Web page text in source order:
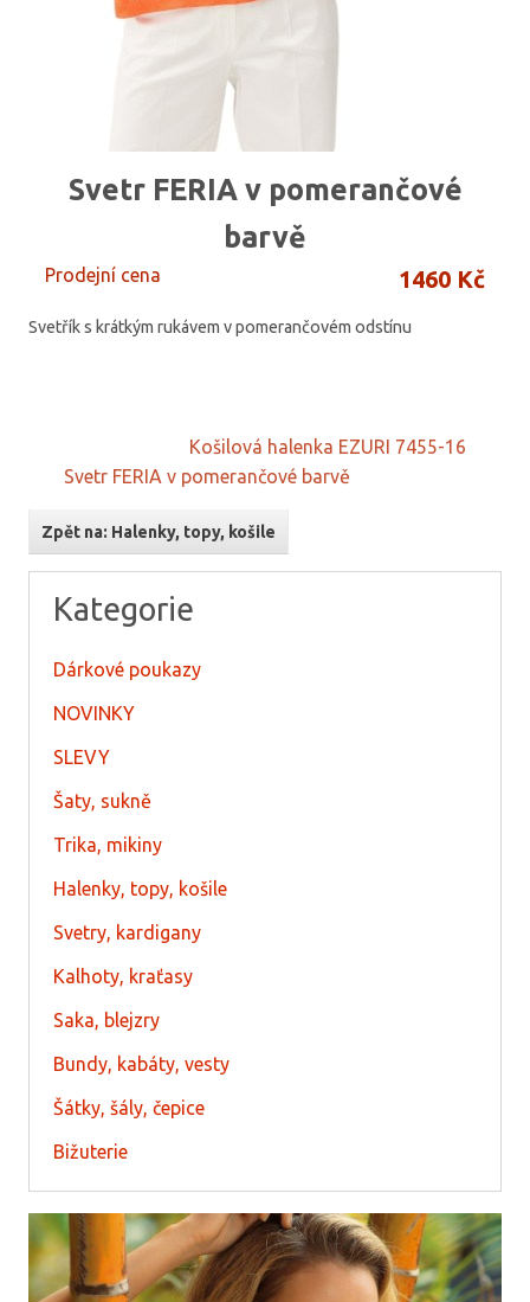
Svetr FERIA v pomerančové
barvě
Prodejní cena 1460 Kč
Svetřík s krátkým rukávem v pomerančovém odstínu
Košilová halenka EZURI 7455-16
Svetr FERIA v pomerančové barvě
Zpět na: Halenky, topy, košile
Kategorie
Dárkové poukazy
NOVINKY
SLEVY
Šaty, sukně
Trika, mikiny
Halenky, topy, košile
Svetry, kardigany
Kalhoty, kraťasy
Saka, blejzry
Bundy, kabáty, vesty
Šátky, šály, čepice
Bižuterie